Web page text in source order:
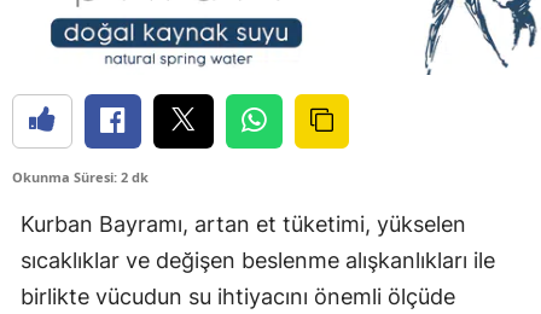
Okunma Süresi: 2 dk
Kurban Bayramı, artan et tüketimi, yükselen
sıcaklıklar ve değişen beslenme alışkanlıkları ile
birlikte vücudun su ihtiyacını önemli ölçüde